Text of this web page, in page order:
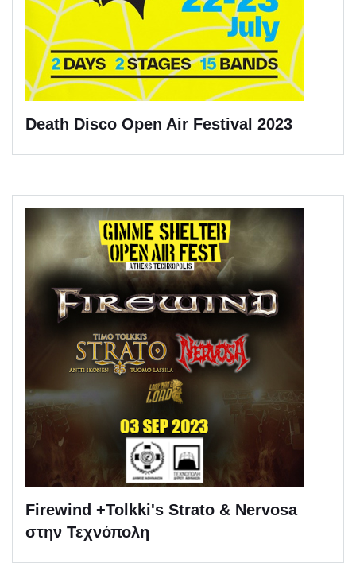
Death Disco Open Air Festival 2023
Firewind +Tolkki's Strato & Nervosa
στην Τεχνόπολη